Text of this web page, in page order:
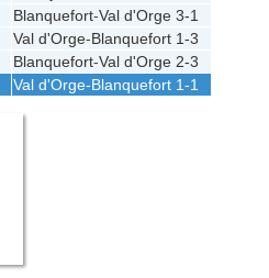
Blanquefort-Val d'Orge 3-1
Val d'Orge-Blanquefort 1-3
Blanquefort-Val d'Orge 2-3
Val d'Orge-Blanquefort 1-1